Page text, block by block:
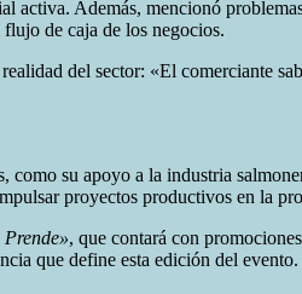
activa. Además, mencionó
de caja de los negocios.
del sector: «El comerciante
como su apoyo a la industria
proyectos productivos en la
, que contará con
que define esta edición del evento.